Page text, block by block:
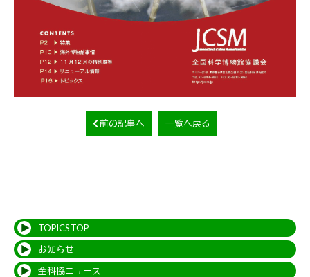
前の記事へ 一覧へ戻る
TOPICS TOP
お知らせ
全科協ニュース